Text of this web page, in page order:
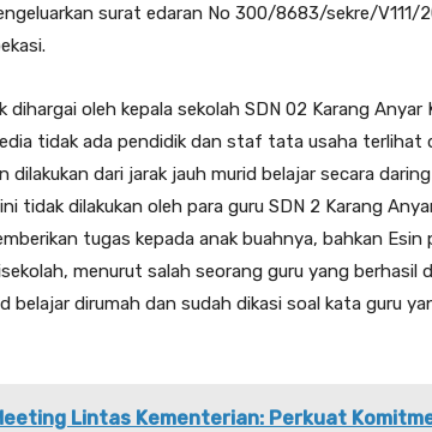
surat edaran No 300/8683/sekre/V111/
dihargai oleh kepala sekolah SDN 02 Karang Anyar
tidak ada pendidik dan staf tata usaha terlihat
dari jarak jauh murid belajar secara
tidak dilakukan oleh para guru SDN 2 Karang
tugas kepada anak buahnya, bahkan Esin
menurut salah seorang guru yang berhasil
belajar dirumah dan sudah dikasi soal kata guru
Lintas Kementerian: Perkuat